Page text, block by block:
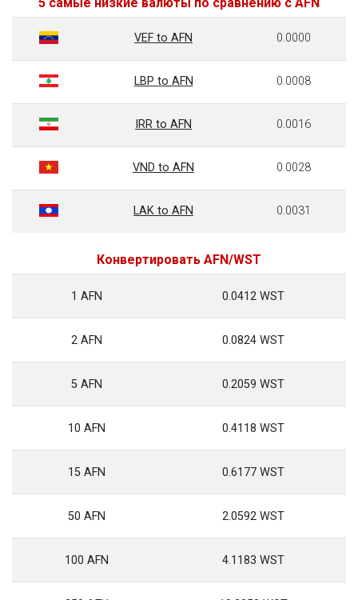
VEF to AFN 0.0000
LBP to AFN 0.0008
IRR to AFN 0.0016
VND to AFN 0.0028
LAK to AFN 0.0031
Конвертировать AFN/WST
1 AFN 0.0412 WST
2 AFN 0.0824 WST
5 AFN 0.2059 WST
10 AFN 0.4118 WST
15 AFN 0.6177 WST
50 AFN 2.0592 WST
100 AFN 4.1183 WST